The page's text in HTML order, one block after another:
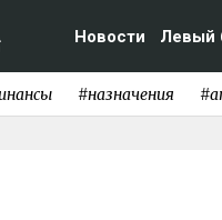
Новости Левый
#назначения